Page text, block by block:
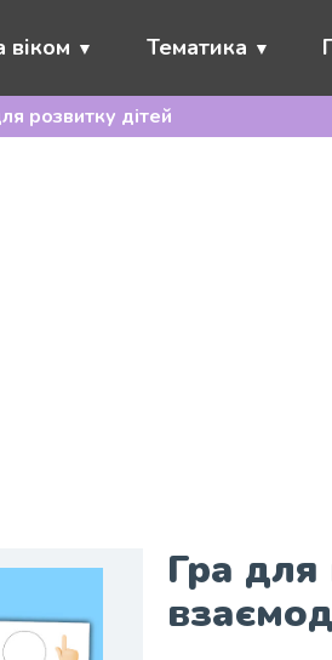
віком Тематика
розвитку дітей
Гра для